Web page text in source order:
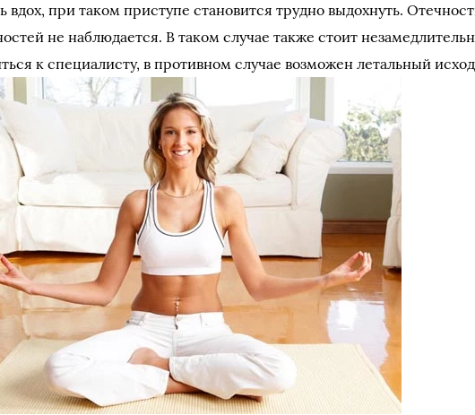
вдох, при таком приступе становится трудно выдохнуть.
не наблюдается. В таком случае также стоит
к специалисту, в противном случае возможен летальный